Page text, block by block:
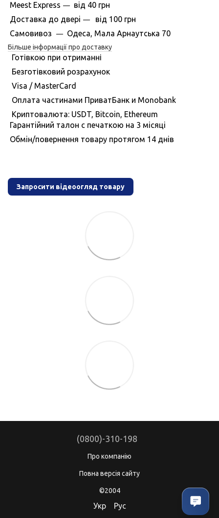
Meest Express — вiд 40 грн
Доставка до дверi —вiд 100 грн
Самовивоз
— Одеса, Мала Арнаутська 70
Більше інформації про доставку
Готівкою при отриманні
Безготівковий розрахунок
Visa / MasterCard
Оплата частинами ПриватБанк и Monobank
Криптовалюта: USDT, Bitcoin, Ethereum
Гарантiйний талон с печаткою на 3 мiсяцi
Обмiн/повернення товару протягом 14 днiв
Запросити відеоогляд товару
(0800)-310-198
Про компанію
Повна версія сайту
©2004
Укр Рус